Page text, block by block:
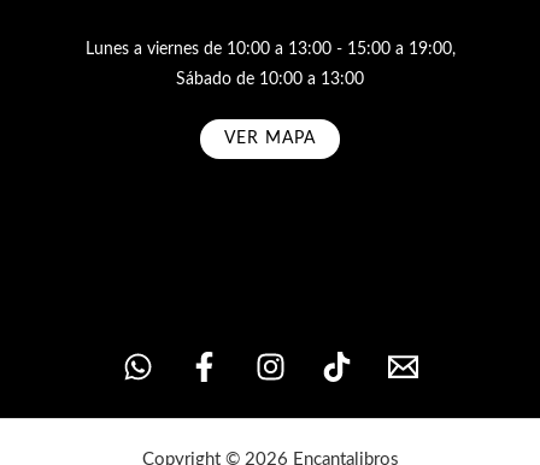
Lunes a viernes de 10:00 a 13:00 - 15:00 a 19:00,
Sábado de 10:00 a 13:00
VER MAPA
Copyright © 2026 Encantalibros